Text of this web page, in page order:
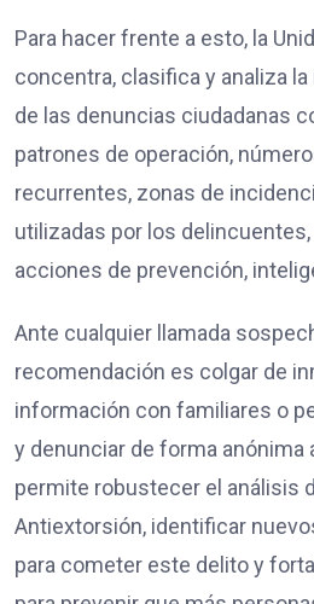
Para hacer frente a esto, la
concentra, clasifica y analiza
de las denuncias ciudadanas
patrones de operación,
recurrentes, zonas de
utilizadas por los
acciones de prevención,
Ante cualquier llamada
recomendación es colgar de
información con familiares o
y denunciar de forma anónima
permite robustecer el análisis
Antiextorsión, identificar
para cometer este delito y